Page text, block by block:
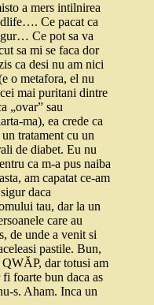
a mers intilnirea
Ce pacat ca
Ce pot sa va
sa mi se faca dor
ca desi nu am nici
o metafora, el nu
mai puritani dintre
„ovar” sau
ma), ea crede ca
tratament cu un
de diabet. Eu nu
ca m-a pus naiba
am capatat ce-am
daca
tau, dar la un
care au
de unde a venit si
pastile. Bun,
dar totusi am
foarte bun daca as
s. Aham. Inca un